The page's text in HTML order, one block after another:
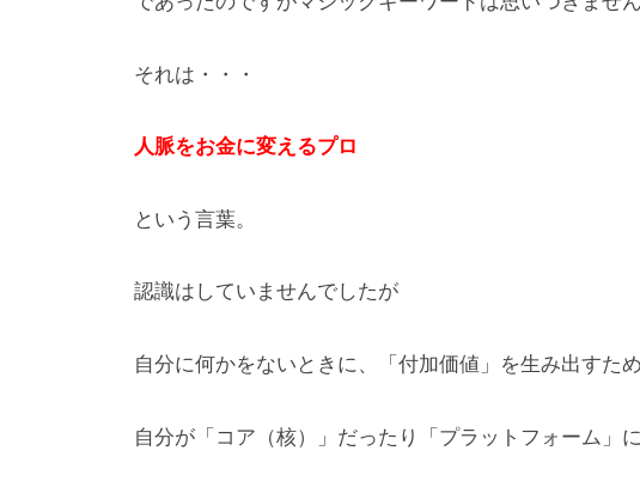
それは・・・
人脈をお金に変えるプロ
という言葉。
認識はしていませんでしたが
自分に何かをないときに、「付加価値」を生み出すた
自分が「コア（核）」だったり「プラットフォーム」